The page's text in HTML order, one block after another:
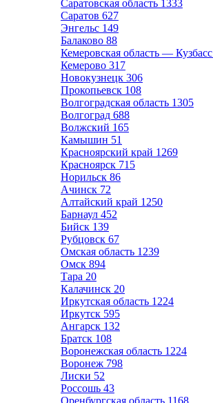
Саратовская область 1333
Саратов 627
Энгельс 149
Балаково 88
Кемеровская область — Кузбасс
Кемерово 317
Новокузнецк 306
Прокопьевск 108
Волгоградская область 1305
Волгоград 688
Волжский 165
Камышин 51
Красноярский край 1269
Красноярск 715
Норильск 86
Ачинск 72
Алтайский край 1250
Барнаул 452
Бийск 139
Рубцовск 67
Омская область 1239
Омск 894
Тара 20
Калачинск 20
Иркутская область 1224
Иркутск 595
Ангарск 132
Братск 108
Воронежская область 1224
Воронеж 798
Лиски 52
Россошь 43
Оренбургская область 1168